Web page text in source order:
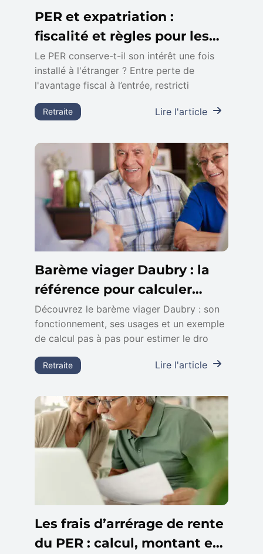
PER et expatriation :
fiscalité et règles pour les
non-résidents
Le PER conserve-t-il son intérêt une fois
installé à l'étranger ? Entre perte de
l'avantage fiscal à l’entrée, restricti
Lire l'article
Retraite
Barème viager Daubry : la
référence pour calculer
votre viager
Découvrez le barème viager Daubry : son
fonctionnement, ses usages et un exemple
de calcul pas à pas pour estimer le dro
Lire l'article
Retraite
Les frais d’arrérage de rente
du PER : calcul, montant et